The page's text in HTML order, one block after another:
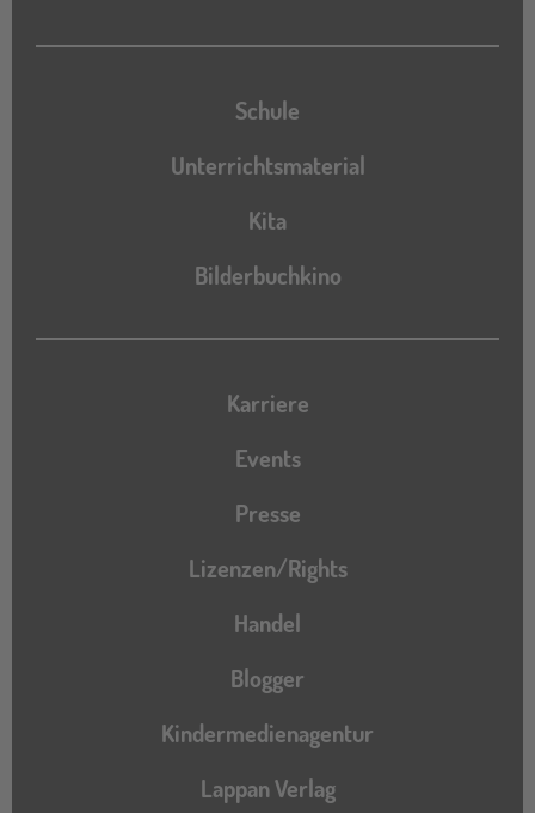
Schule
Unterrichtsmaterial
Kita
Bilderbuchkino
Karriere
Events
Presse
Lizenzen/Rights
Handel
Blogger
Kindermedienagentur
Lappan Verlag